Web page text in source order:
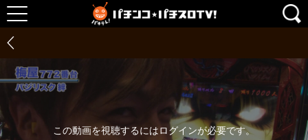
この動画を視聴するにはログインが必要です。